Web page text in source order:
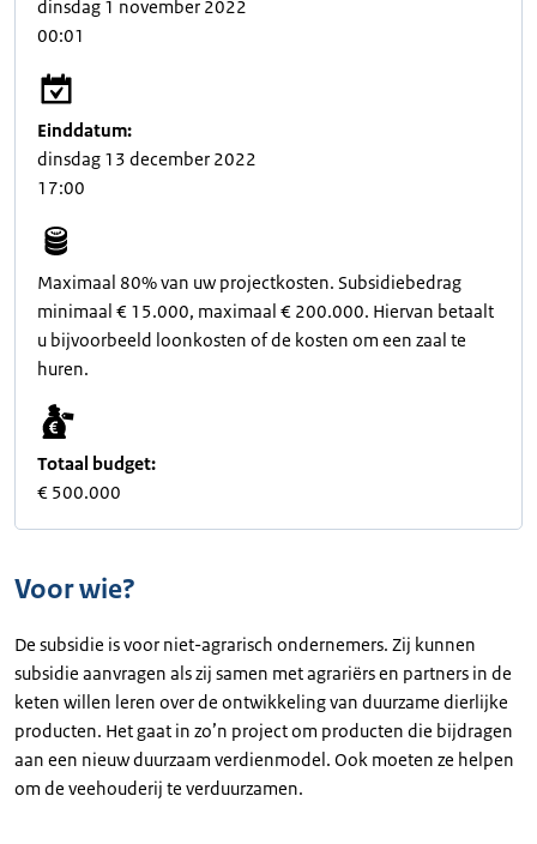
dinsdag 1 november 2022
00:01
Einddatum:
dinsdag 13 december 2022
17:00
Maximaal 80% van uw projectkosten. Subsidiebedrag
minimaal € 15.000, maximaal € 200.000. Hiervan betaalt
u bijvoorbeeld loonkosten of de kosten om een zaal te
huren.
Totaal budget:
€ 500.000
Voor wie?
De subsidie is voor niet-agrarisch ondernemers. Zij kunnen
subsidie aanvragen als zij samen met agrariërs en partners in de
keten willen leren over de ontwikkeling van duurzame dierlijke
producten. Het gaat in zo’n project om producten die bijdragen
aan een nieuw duurzaam verdienmodel. Ook moeten ze helpen
om de veehouderij te verduurzamen.